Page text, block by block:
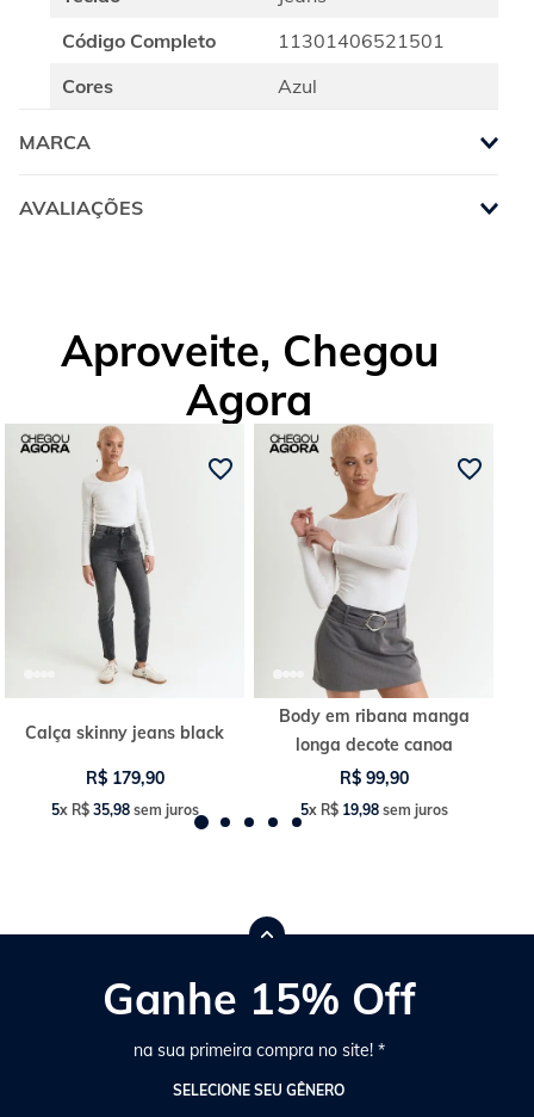
Código Completo
11301406521501
Cores
Azul
MARCA
AVALIAÇÕES
Aproveite, Chegou
Agora
Calça skinny jeans black
R$ 179,90
5x R$ 35,98sem juros
Body em ribana manga
longa decote canoa
R$ 99,90
5x R$ 19,98sem juros
Ganhe 15% Off
na sua primeira compra no site! *
SELECIONE SEU GÊNERO